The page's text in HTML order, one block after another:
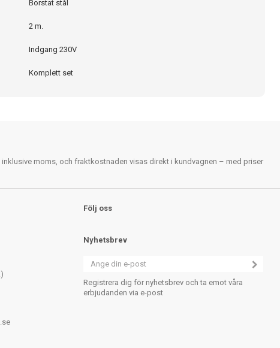
Borstat stål
2 m.
Indgang 230V
Komplett set
moms, och fraktkostnaden visas direkt i kundvagnen – med priser
Följ oss
Nyhetsbrev
Registrera dig för nyhetsbrev och ta emot våra
erbjudanden via e-post